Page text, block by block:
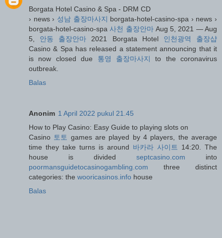
Borgata Hotel Casino & Spa - DRM CD
› news › 성남 출장마사지 borgata-hotel-casino-spa › news ›
borgata-hotel-casino-spa사천 출장안마Aug 5, 2021 — Aug
5, 안동 출장안마 2021 Borgata Hotel 인천광역 출장샵
Casino & Spa has released a statement announcing that it
is now closed due 통영 출장마사지
to the coronavirus
outbreak.
Balas
Anonim 1 April 2022 pukul 21.45
How to Play Casino: Easy Guide to playing slots on
Casino 토토 games are played by 4 players, the average
time they take turns is around 바카라 사이트 14:20. The
house is divided septcasino.com into
poormansguidetocasinogambling.com three distinct
categories: the wooricasinos.info house
Balas